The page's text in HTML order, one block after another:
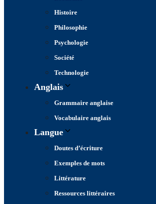
Histoire
Philosophie
Psychologie
Société
Technologie
Anglais
Grammaire anglaise
Vocabulaire anglais
Langue
Doutes d’écriture
Exemples de mots
Littérature
Ressources littéraires